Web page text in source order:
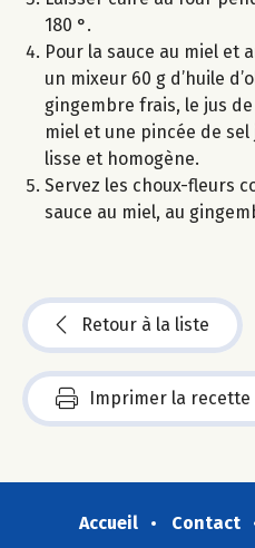
180 °.
Pour la sauce au miel et
un mixeur 60 g d’huile
gingembre frais, le jus
miel et une pincée de
lisse et homogène.
Servez les choux-fleurs
sauce au miel, au
Retour à la liste
Imprimer la recette
Accueil Contact